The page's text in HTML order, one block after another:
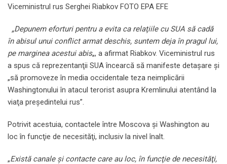
Viceministrul rus Serghei Riabkov FOTO EPA EFE
„Depunem eforturi pentru a evita ca relaţiile cu SUA să cadă
în abisul unui conflict armat deschis, suntem deja în pragul lui,
pe marginea acestui abis„, a afirmat Riabkov. Viceministrul rus
a spus că reprezentanţii SUA încearcă să manifeste detaşare şi
„să promoveze în media occidentale teza neimplicării
Washingtonului în atacul terorist asupra Kremlinului atentând la
viaţa preşedintelui rus”.
Potrivit acestuia, contactele între Moscova şi Washington au
loc în funcţie de necesităţi, inclusiv la nivel înalt.
„Există canale şi contacte care au loc, în funcţie de necesităţi,